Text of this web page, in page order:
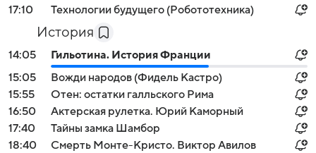
17:10
Технологии будущего (Робототехника)
История
14:05
Гильотина. История Франции
15:05
Вожди народов (Фидель Кастро)
15:55
Отен: остатки галльского Рима
16:50
Актерская рулетка. Юрий Каморный
17:40
Тайны замка Шамбор
18:40
Смерть Монте-Кристо. Виктор Авилов